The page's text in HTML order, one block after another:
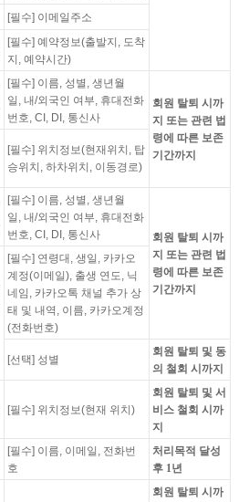
[필수] 이메일주소
[필수] 예약정보(출발지, 도착
지, 예약시간)
[필수] 이름, 성별, 생년월
일, 내/외국인 여부, 휴대전화
번호, CI, DI, 통신사
회원 탈퇴 시까
지 또는 관련 법
령에 따른 보존
기간까지
[필수] 위치정보(현재위치, 탑
승위치, 하차위치, 이동경로)
[필수] 이름, 성별, 생년월
일, 내/외국인 여부, 휴대전화
번호, CI, DI, 통신사
회원 탈퇴 시까
지 또는 관련 법
령에 따른 보존
기간까지
[필수] 연령대, 생일, 카카오
계정(이메일), 출생 연도, 닉
네임, 카카오톡 채널 추가 상
태 및 내역, 이름, 카카오계정
(전화번호)
[선택] 성별
회원 탈퇴 및 동
의 철회 시까지
[필수] 위치정보(현재 위치)
회원 탈퇴 및 서
비스 철회 시까
지
[필수] 이름, 이메일, 전화번
호
처리목적 달성
후 1년
회원 탈퇴 시까